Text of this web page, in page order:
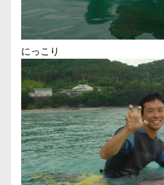
にっこり